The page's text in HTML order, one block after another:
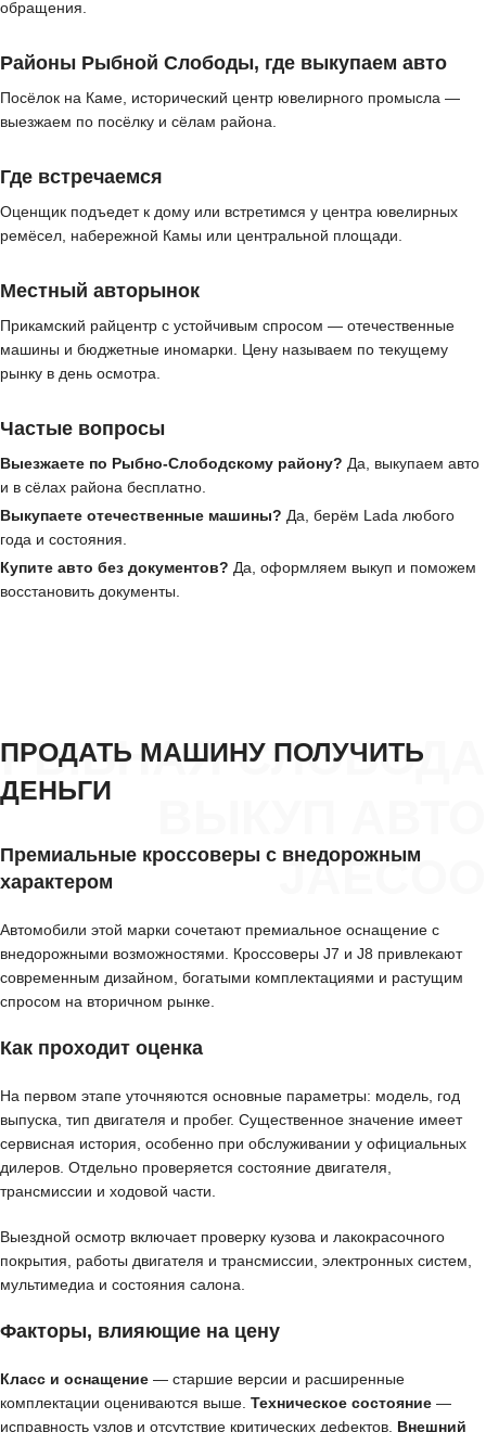
обращения.
Районы Рыбной Слободы, где выкупаем авто
Посёлок на Каме, исторический центр ювелирного промысла —
выезжаем по посёлку и сёлам района.
Где встречаемся
Оценщик подъедет к дому или встретимся у центра ювелирных
ремёсел, набережной Камы или центральной площади.
Местный авторынок
Прикамский райцентр с устойчивым спросом — отечественные
машины и бюджетные иномарки. Цену называем по текущему
рынку в день осмотра.
Частые вопросы
Выезжаете по Рыбно-Слободскому району? Да, выкупаем авто
и в сёлах района бесплатно.
Выкупаете отечественные машины? Да, берём Lada любого
года и состояния.
Купите авто без документов? Да, оформляем выкуп и поможем
восстановить документы.
РЫБНАЯ СЛОБОДА
JAECOO
ПРОДАТЬ МАШИНУ ПОЛУЧИТЬ
ДЕНЬГИ
Премиальные кроссоверы с внедорожным
характером
Автомобили этой марки сочетают премиальное оснащение с
внедорожными возможностями. Кроссоверы J7 и J8 привлекают
современным дизайном, богатыми комплектациями и растущим
спросом на вторичном рынке.
Как проходит оценка
На первом этапе уточняются основные параметры: модель, год
выпуска, тип двигателя и пробег. Существенное значение имеет
сервисная история, особенно при обслуживании у официальных
дилеров. Отдельно проверяется состояние двигателя,
трансмиссии и ходовой части.
Выездной осмотр включает проверку кузова и лакокрасочного
покрытия, работы двигателя и трансмиссии, электронных систем,
мультимедиа и состояния салона.
Факторы, влияющие на цену
Класс и оснащение — старшие версии и расширенные
комплектации оцениваются выше. Техническое состояние —
исправность узлов и отсутствие критических дефектов. Внешний